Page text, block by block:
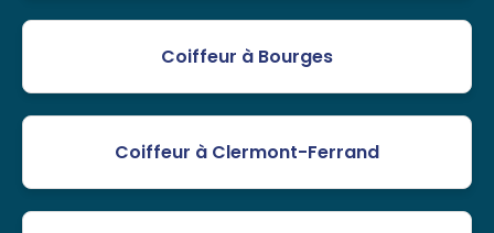
Coiffeur à Bourges
Coiffeur à Clermont-Ferrand